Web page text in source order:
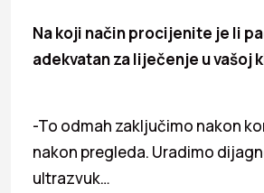
Na koji način procijenite je li
adekvatan za liječenje u vašoj
-To odmah zaključimo nakon
nakon pregleda. Uradimo
ultrazvuk…